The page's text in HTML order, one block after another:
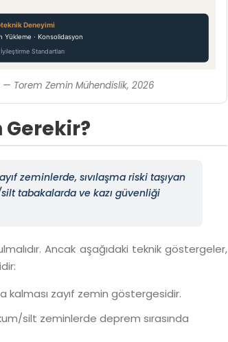
Deneyimi
Yükleme · Konsolidasyon
Standartları
— Torem Zemin Mühendislik, 2026
zeminlerde, sıvılaşma riski taşıyan
tabakalarda ve kazı güvenliği
Ancak aşağıdaki teknik göstergeler,
zayıf zemin göstergesidir.
silt zeminlerde deprem sırasında